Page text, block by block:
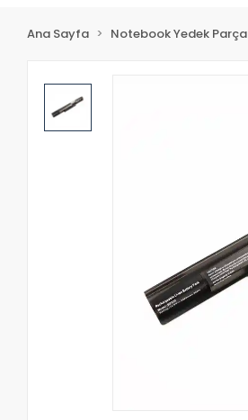
Ana Sayfa Notebook Yedek Parça